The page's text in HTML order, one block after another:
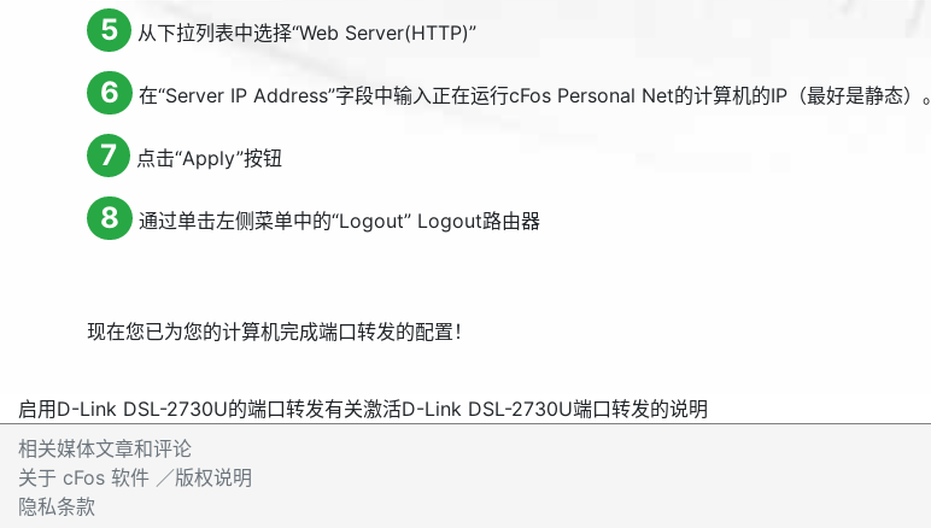
5 从下拉列表中选择“Web Server(HTTP)”
6 在“Server IP Address”字段中输入正在运行cFos Personal Net的计算机的IP（最好是静态）。
7 点击“Apply”按钮
8 通过单击左侧菜单中的“Logout” Logout路由器
现在您已为您的计算机完成端口转发的配置！
启用D-Link DSL-2730U的端口转发有关激活D-Link DSL-2730U端口转发的说明
相关媒体文章和评论
关于 cFos 软件 ／版权说明
隐私条款